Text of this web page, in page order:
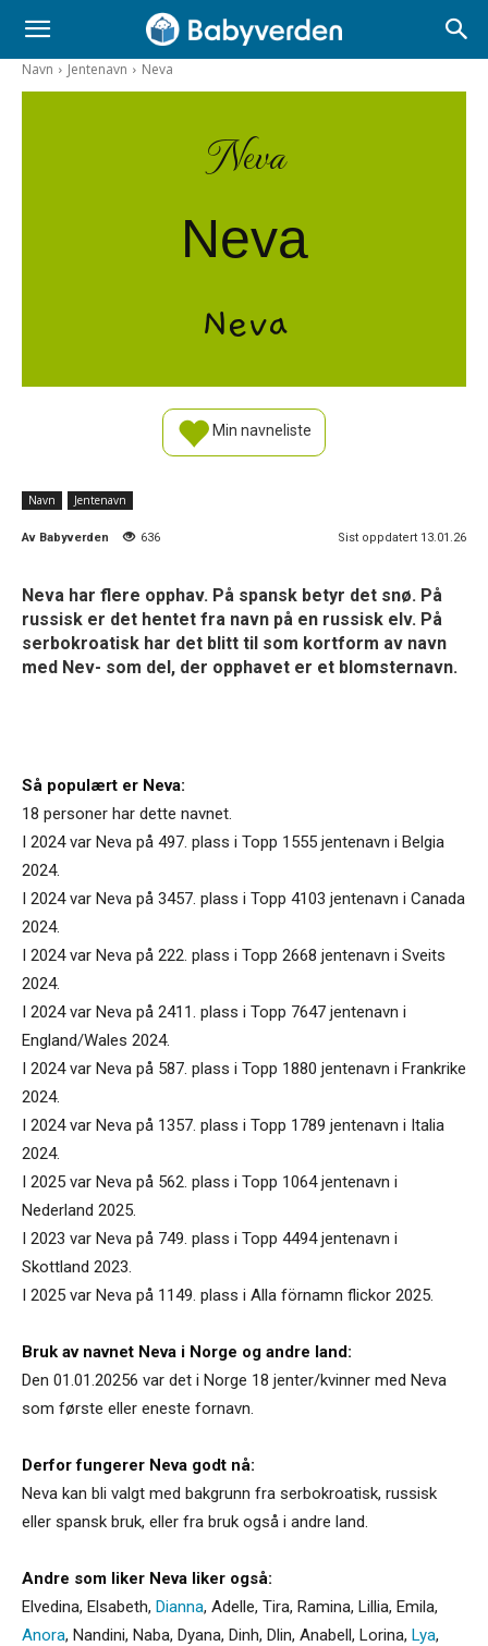
Navn Jentenavn Neva
Neva
Neva
Neva
Min navneliste
Navn Jentenavn
Av Babyverden 636 Sist oppdatert 13.01.26
Neva har flere opphav. På spansk betyr det snø. På
russisk er det hentet fra navn på en russisk elv. På
serbokroatisk har det blitt til som kortform av navn
med Nev- som del, der opphavet er et blomsternavn.
Så populært er Neva:
18 personer har dette navnet.
I 2024 var Neva på 497. plass i Topp 1555 jentenavn i Belgia
2024.
I 2024 var Neva på 3457. plass i Topp 4103 jentenavn i Canada
2024.
I 2024 var Neva på 222. plass i Topp 2668 jentenavn i Sveits
2024.
I 2024 var Neva på 2411. plass i Topp 7647 jentenavn i
England/Wales 2024.
I 2024 var Neva på 587. plass i Topp 1880 jentenavn i Frankrike
2024.
I 2024 var Neva på 1357. plass i Topp 1789 jentenavn i Italia
2024.
I 2025 var Neva på 562. plass i Topp 1064 jentenavn i
Nederland 2025.
I 2023 var Neva på 749. plass i Topp 4494 jentenavn i
Skottland 2023.
I 2025 var Neva på 1149. plass i Alla förnamn flickor 2025.
Bruk av navnet Neva i Norge og andre land:
Den 01.01.20256 var det i Norge 18 jenter/kvinner med Neva
som første eller eneste fornavn.
Derfor fungerer Neva godt nå:
Neva kan bli valgt med bakgrunn fra serbokroatisk, russisk
eller spansk bruk, eller fra bruk også i andre land.
Andre som liker Neva liker også:
Elvedina, Elsabeth, Dianna, Adelle, Tira, Ramina, Lillia, Emila,
Anora, Nandini, Naba, Dyana, Dinh, Dlin, Anabell, Lorina, Lya,